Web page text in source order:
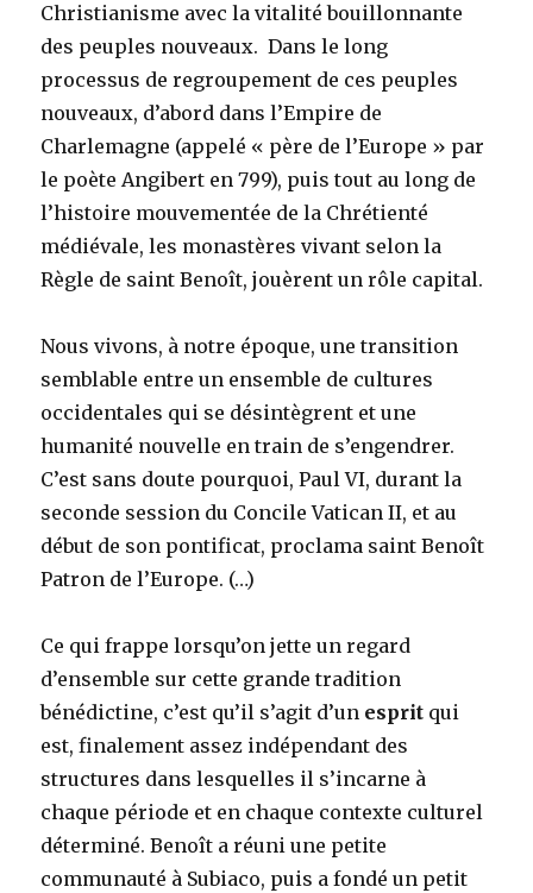
Christianisme avec la vitalité bouillonnante
des peuples nouveaux. Dans le long
processus de regroupement de ces peuples
nouveaux, d’abord dans l’Empire de
Charlemagne (appelé « père de l’Europe » par
le poète Angibert en 799), puis tout au long de
l’histoire mouvementée de la Chrétienté
médiévale, les monastères vivant selon la
Règle de saint Benoît, jouèrent un rôle capital.
Nous vivons, à notre époque, une transition
semblable entre un ensemble de cultures
occidentales qui se désintègrent et une
humanité nouvelle en train de s’engendrer.
C’est sans doute pourquoi, Paul VI, durant la
seconde session du Concile Vatican II, et au
début de son pontificat, proclama saint Benoît
Patron de l’Europe. (…)
Ce qui frappe lorsqu’on jette un regard
d’ensemble sur cette grande tradition
bénédictine, c’est qu’il s’agit d’un esprit qui
est, finalement assez indépendant des
structures dans lesquelles il s’incarne à
chaque période et en chaque contexte culturel
déterminé. Benoît a réuni une petite
communauté à Subiaco, puis a fondé un petit